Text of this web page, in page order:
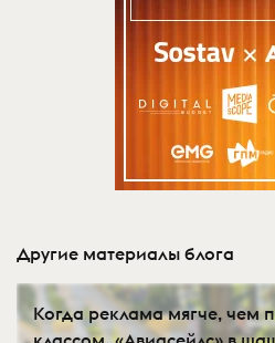
Другие материалы блога
Когда реклама мягче, чем